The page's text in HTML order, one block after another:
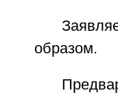
образом.